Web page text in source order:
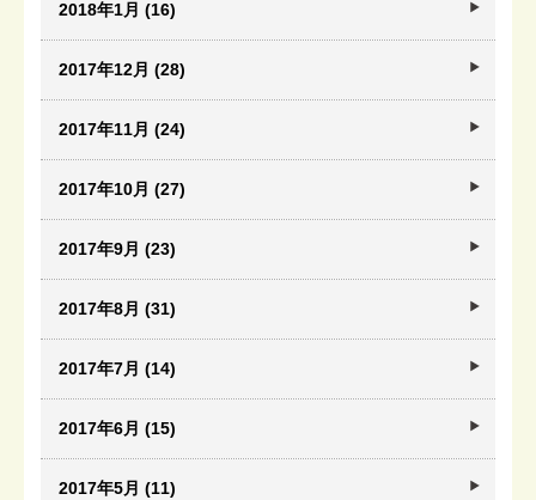
2018年1月 (16)
2017年12月 (28)
2017年11月 (24)
2017年10月 (27)
2017年9月 (23)
2017年8月 (31)
2017年7月 (14)
2017年6月 (15)
2017年5月 (11)